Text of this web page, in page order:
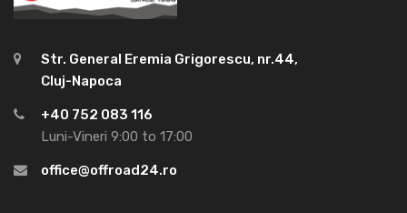
Str. General Eremia Grigorescu, nr.44,
Cluj-Napoca
+40 752 083 116
Luni-Vineri 9:00 to 17:00
office@offroad24.ro